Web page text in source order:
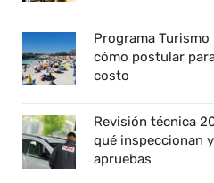
Programa
cómo postular
costo
Revisión técnica
qué inspeccionan
apruebas